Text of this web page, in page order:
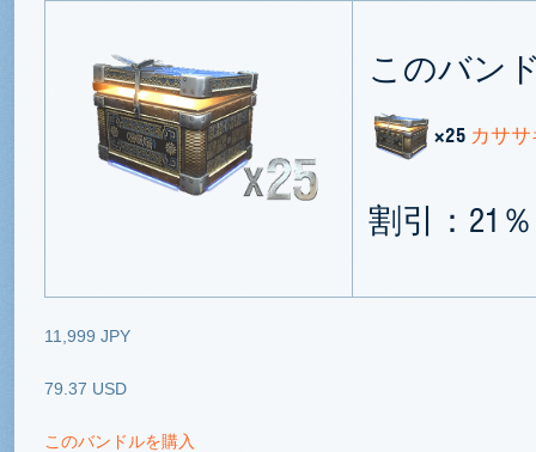
このバン
×25 カサ
割引：21％
11,999 JPY
79.37 USD
このバンドルを購入